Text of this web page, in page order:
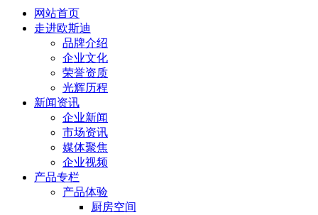
网站首页
走进欧斯迪
品牌介绍
企业文化
荣誉资质
光辉历程
新闻资讯
企业新闻
市场资讯
媒体聚焦
企业视频
产品专栏
产品体验
厨房空间